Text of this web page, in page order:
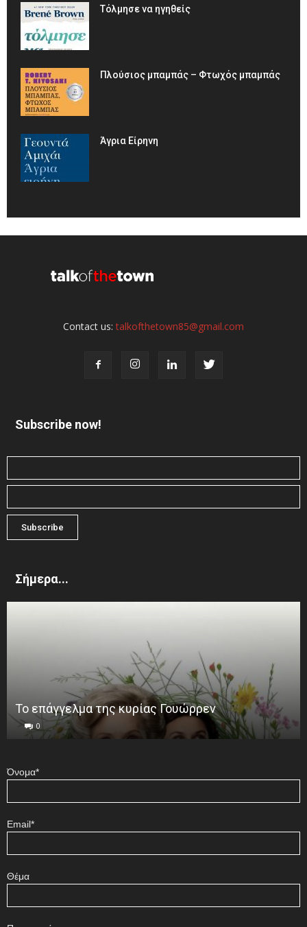
Τόλμησε να ηγηθείς
Πλούσιος μπαμπάς – Φτωχός μπαμπάς
Άγρια Είρηνη
Contact us:talkofthetown85@gmail.com
Subscribe now!
Σήμερα...
Το επάγγελμα της κυρίας Γουώρρεν
0
Όνομα*
Email*
Θέμα